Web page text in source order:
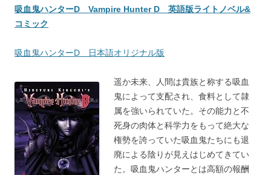
吸血鬼ハンターD Vampire Hunter D 英語版ライトノベル&
コミック
吸血鬼ハンターD 日本語オリジナル版
遥か未来、人間は貴族と称する吸血
鬼によって支配され、食料として隷
属を強いられていた。その能力と不
死身の肉体と科学力をもって絶大な
権勢を誇っていた吸血鬼たちにも退
廃による陰りが見えはじめてきてい
た。吸血鬼ハンターとは高額の報酬